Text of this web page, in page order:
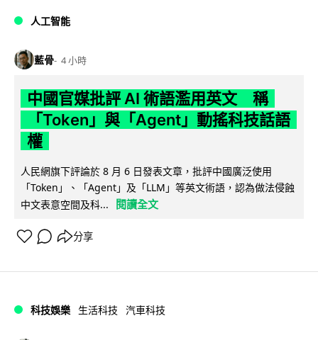
人工智能
藍骨 4 小時
中國官媒批評 AI 術語濫用英文 稱
「Token」與「Agent」動搖科技話語
權
人民網旗下評論於 8 月 6 日發表文章，批評中國廣泛使用
「Token」、「Agent」及「LLM」等英文術語，認為做法侵蝕
中文表意空間及科...
閱讀全文
分享
科技娛樂 生活科技 汽車科技